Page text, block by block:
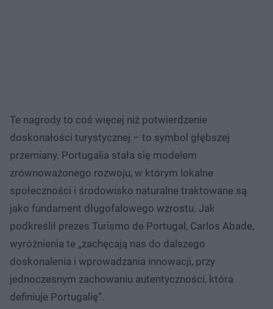
Te nagrody to coś więcej niż potwierdzenie
doskonałości turystycznej – to symbol głębszej
przemiany. Portugalia stała się modelem
zrównoważonego rozwoju, w którym lokalne
społeczności i środowisko naturalne traktowane są
jako fundament długofalowego wzrostu. Jak
podkreślił prezes Turismo de Portugal, Carlos Abade,
wyróżnienia te „zachęcają nas do dalszego
doskonalenia i wprowadzania innowacji, przy
jednoczesnym zachowaniu autentyczności, która
definiuje Portugalię”.